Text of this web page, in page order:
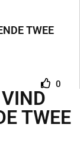
TWEE
0
TWEE